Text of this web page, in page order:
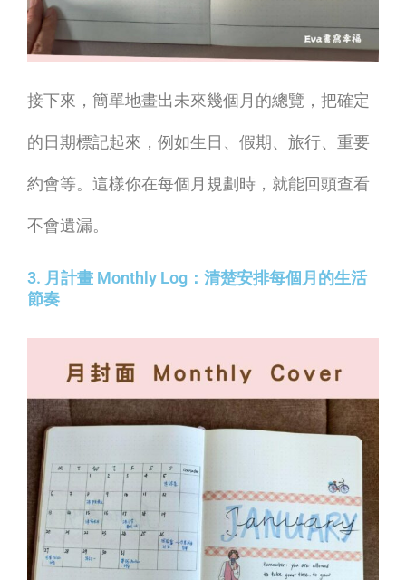
接下來，簡單地畫出未來幾個月的總覽，把確定
的日期標記起來，例如生日、假期、旅行、重要
約會等。這樣你在每個月規劃時，就能回頭查看
不會遺漏。
3. 月計畫 Monthly Log：清楚安排每個月的生活
節奏